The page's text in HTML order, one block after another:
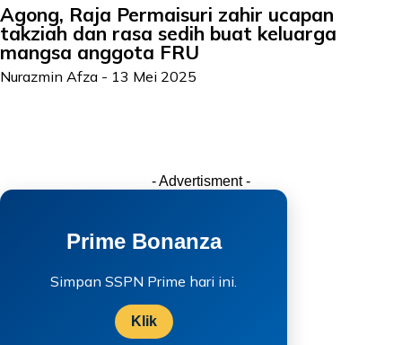
Agong, Raja Permaisuri zahir ucapan
takziah dan rasa sedih buat keluarga
mangsa anggota FRU
Nurazmin Afza - 13 Mei 2025
- Advertisment -
Prime Bonanza
Simpan SSPN Prime hari ini.
Klik